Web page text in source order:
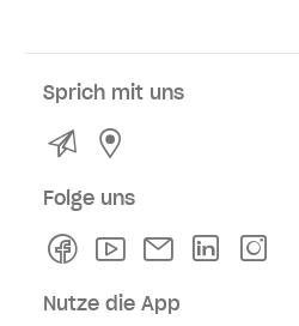
Sprich mit uns
Kontakt
Folge uns
FacebookYoutubeNewsletterLinkedln
Nutze die App